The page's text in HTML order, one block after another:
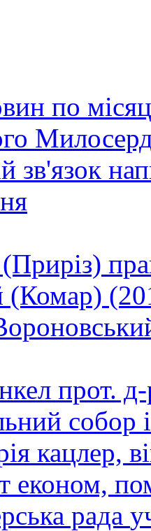
по
зв'язок
(Комар)
прот.
собор
кацлер,
економ,
рада